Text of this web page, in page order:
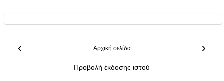
‹ ›
Αρχική σελίδα
Προβολή έκδοσης ιστού